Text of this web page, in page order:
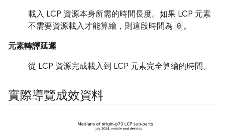
載入 LCP 資源本身所需的時間長度。如果 LCP 元素
不需要資源載入才能算繪，則這段時間為 0 。
元素轉譯延遲
從 LCP 資源完成載入到 LCP 元素完全算繪的時間。
實際導覽成效資料